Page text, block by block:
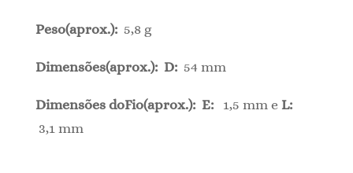
Peso(aprox.): 5,8 g
Dimensões(aprox.): D: 54 mm
Dimensões doFio(aprox.): E: 1,5 mm e L:
3,1 mm